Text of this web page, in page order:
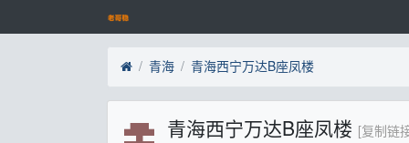
青海 青海西宁万达B座凤楼
青海西宁万达B座凤楼 [复制链